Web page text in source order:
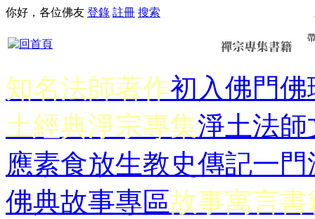
你好，各位佛友 登錄 註冊 搜索
知名法師著作初入佛門佛
土經典淨宗專集淨土法師
應素食放生教史傳記一門
佛典故事專區故事寓言書